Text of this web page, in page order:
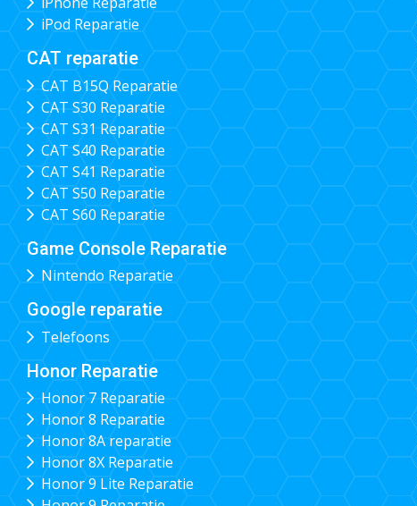
iPod Reparatie
CAT reparatie
CAT B15Q Reparatie
CAT S30 Reparatie
CAT S31 Reparatie
CAT S40 Reparatie
CAT S41 Reparatie
CAT S50 Reparatie
CAT S60 Reparatie
Game Console Reparatie
Nintendo Reparatie
Google reparatie
Telefoons
Honor Reparatie
Honor 7 Reparatie
Honor 8 Reparatie
Honor 8A reparatie
Honor 8X Reparatie
Honor 9 Lite Reparatie